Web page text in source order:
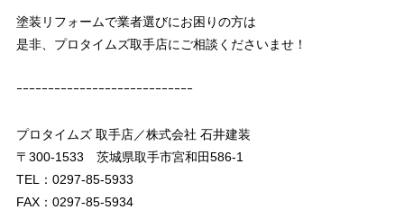
塗装リフォームで業者選びにお困りの方は
是非、プロタイムズ取手店にご相談くださいませ！
ｰｰｰｰｰｰｰｰｰｰｰｰｰｰｰｰｰｰｰｰｰｰｰｰｰｰｰｰ
プロタイムズ 取手店／株式会社 石井建装
〒300-1533 茨城県取手市宮和田586-1
TEL：0297-85-5933
FAX：0297-85-5934